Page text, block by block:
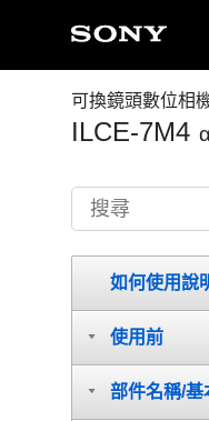
可換鏡頭數位相
ILCE-7M4
如何使用說
使用前
部件名稱/基